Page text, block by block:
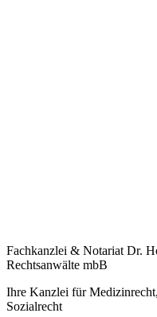
Fachkanzlei & Notariat Dr.
Rechtsanwälte mbB
Ihre Kanzlei für
Sozial­recht